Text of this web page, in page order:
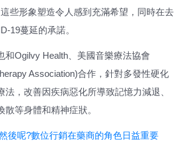
些形象塑造令人感到充滿希望，同時在去
19蔓延的承諾。
和Ogilvy Health、美國音樂療法協會
Association)合作，針對多發性硬化
法，改善因疾病惡化所導致記憶力減退、
等身體和精神症狀。
後呢?數位行銷在藥商的角色日益重要